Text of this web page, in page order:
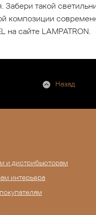
Забери такой
композиции
на сайте LAMPATRON.
Назад
и дистрибьюторам
интерьера